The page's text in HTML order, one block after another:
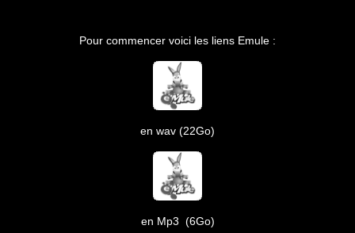
Pour commencer voici les liens Emule :
en wav (22Go)
en Mp3 (6Go)